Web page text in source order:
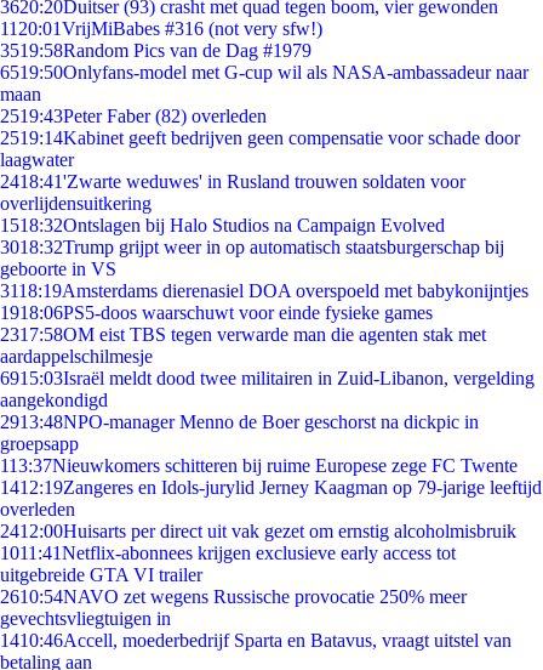
3620:20Duitser (93) crasht met quad tegen boom, vier gewonden
11 20:01VrijMiBabes #316 (not very sfw!)
3519:58Random Pics van de Dag #1979
6519:50Onlyfans-model met G-cup wil als NASA-ambassadeur naar
maan
2519:43Peter Faber (82) overleden
2519:14Kabinet geeft bedrijven geen compensatie voor schade door
laagwater
2418:41'Zwarte weduwes' in Rusland trouwen soldaten voor
overlijdensuitkering
1518:32Ontslagen bij Halo Studios na Campaign Evolved
3018:32Trump grijpt weer in op automatisch staatsburgerschap bij
geboorte in VS
3118:19Amsterdams dierenasiel DOA overspoeld met babykonijntjes
1918:06PS5-doos waarschuwt voor einde fysieke games
2317:58OM eist TBS tegen verwarde man die agenten stak met
aardappelschilmesje
6915:03Israël meldt dood twee militairen in Zuid-Libanon, vergelding
aangekondigd
2913:48NPO-manager Menno de Boer geschorst na dickpic in
groepsapp
113:37Nieuwkomers schitteren bij ruime Europese zege FC Twente
1412:19Zangeres en Idols-jurylid Jerney Kaagman op 79-jarige leeftijd
overleden
2412:00Huisarts per direct uit vak gezet om ernstig alcoholmisbruik
1011:41Netflix-abonnees krijgen exclusieve early access tot
uitgebreide GTA VI trailer
2610:54NAVO zet wegens Russische provocatie 250% meer
gevechtsvliegtuigen in
1410:46Accell, moederbedrijf Sparta en Batavus, vraagt uitstel van
betaling aan